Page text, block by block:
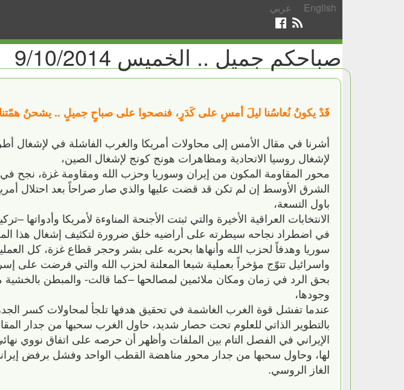
عربي English
صباحكم جميل .. الخميس 9/10/2014
قَدْ يكونُ نُعاسُنا ليلَ أمسٍ على كَدَرٍ، فنصحوا على صباحٍ جميلٍ .. يشحنُ
أشرنا في مقال الأمس إلى محاولات أمريكا والغرب الفاشلة في لإشغال
لإشغال روسيا الاتحادية ومظاهرات هونج كونج لإشغال الصين،
محور المقاومة المكون من إيران وسوريا وحزب الله ومقاومة غزة، نجح
الشرق الأوسط إن لم تكن قد قضت عليها والذي صار صراحاً بعد احتلال
باول التسعة،
الانتخابات العراقية الأخيرة والتي ثبتت الأجنحة المناوءة لأمريكا
في اضطراد نجاحه سيطرته على أراضيه خلق ضرورة لتكثيف إشغال هذا
سوريا وهدفاً لحزب الله وأنهاها بحربه على بشر وحجر قطاع غزة، كل
واسرائيل تتوّج مؤخراً بعملية شبعا المعلنة لحزب الله والتي فرضت على
بحق الرد في زمان ومكان ملائمين لمصالحها –كما قالت- والمبطن
وجودها،
عندما تفشل قوة الغرب الغاشمة في تحقيق هدفها تلجأ لمحاولات كسر
بالتطوير الذاتي للعلوم تحت حصار شديد، حاول الغرب سحبها من جدار
الإيراني في الفصل التام بين الملفات وأظهر أن حرصه على اتفاق
لها، وحاول سحبها من جدار محور مناهضة القطب الواحد وفشل برفض
الغاز الروسي.